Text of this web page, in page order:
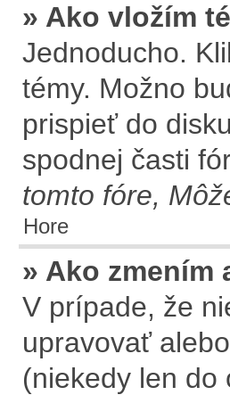
» Ako vložím
Jednoducho.
témy. Možno
prispieť do
spodnej časti
tomto fóre,
Hore
» Ako zmením
V prípade, že
upravovať
(niekedy len